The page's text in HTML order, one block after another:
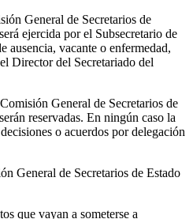
General de Secretarios de
ejercida por el Subsecretario de
ausencia, vacante o enfermedad,
Director del Secretariado del
General de Secretarios de
reservadas. En ningún caso la
o acuerdos por delegación
General de Secretarios de Estado
que vayan a someterse a